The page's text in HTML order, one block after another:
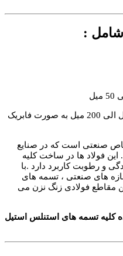
شامل :
304 در عرض های 20 میل الی 200 میل به صورت فابریک
صنعتی است که در صنایع
این فولاد ها در ساخت کلیه
و رطوبت کاربرد دارد .با
های صنعتی ، تسمه های
مقاطع فولادی زنگ نزن می
کلیه تسمه های استنلس استیل